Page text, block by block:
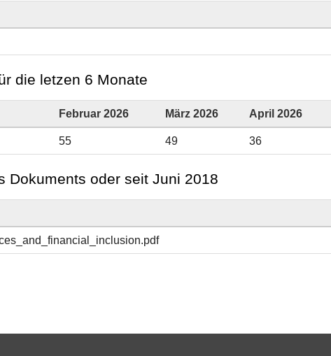
die letzen 6 Monate
Februar 2026 März 2026 April 2026
55 49 36
Dokuments oder seit Juni 2018